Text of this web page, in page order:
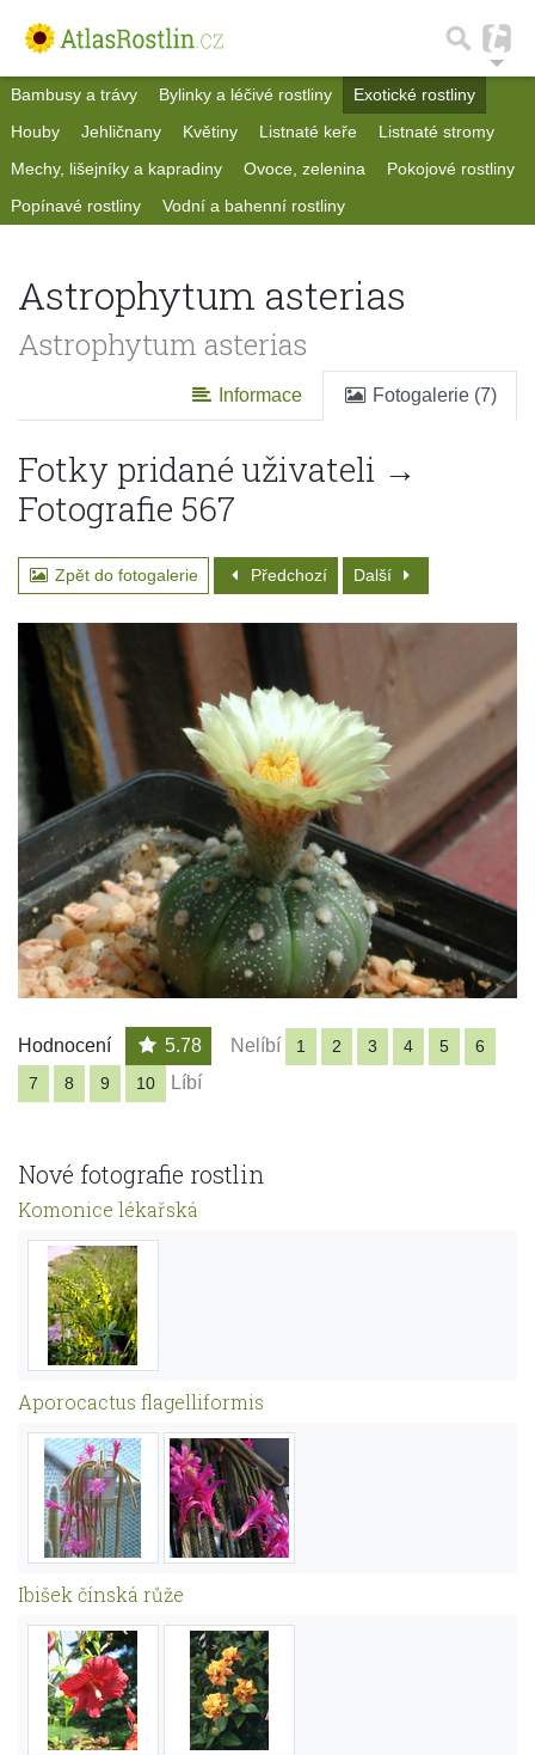
Bambusy a trávy Bylinky a léčivé rostliny
Exotické rostliny
Houby
Jehličnany Květiny Listnaté keře
Listnaté stromy
Mechy, lišejníky a kapradiny
Ovoce, zelenina
Pokojové rostliny
Popínavé rostliny
Vodní a bahenní rostliny
Astrophytum asterias
Astrophytum asterias
Informace Fotogalerie (7)
Fotky pridané uživateli →
Fotografie 567
Zpět do fotogalerie Předchozí Další
Hodnocení 5.78 Nelíbí 1 2 3 4 5
6
7
8 9 10 Líbí
Nové fotografie rostlin
Komonice lékařská
Aporocactus flagelliformis
Ibišek čínská růže